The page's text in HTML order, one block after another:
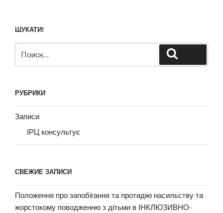
ШУКАТИ!
РУБРИКИ
Записи
ІРЦ консультує
СВЕЖИЕ ЗАПИСИ
Положення про запобігання та протидію насильству та
жорстокому поводженню з дітьми в ІНКЛЮЗИВНО-